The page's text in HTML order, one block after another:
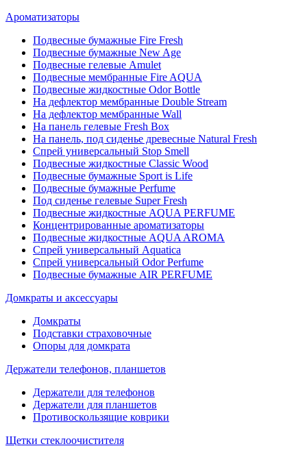
Ароматизаторы
Подвесные бумажные Fire Fresh
Подвесные бумажные New Age
Подвесные гелевые Amulet
Подвесные мембранные Fire AQUA
Подвесные жидкостные Odor Bottle
На дефлектор мембранные Double Stream
На дефлектор мембранные Wall
На панель гелевые Fresh Box
На панель, под сиденье древесные Natural Fresh
Спрей универсальный Stop Smell
Подвесные жидкостные Classic Wood
Подвесные бумажные Sport is Life
Подвесные бумажные Perfume
Под сиденье гелевые Super Fresh
Подвесные жидкостные AQUA PERFUME
Концентрированные ароматизаторы
Подвесные жидкостные AQUA AROMA
Спрей универсальный Aquatica
Спрей универсальный Odor Perfume
Подвесные бумажные AIR PERFUME
Домкраты и аксессуары
Домкраты
Подставки страховочные
Опоры для домкрата
Держатели телефонов, планшетов
Держатели для телефонов
Держатели для планшетов
Противоскользящие коврики
Щетки стеклоочистителя